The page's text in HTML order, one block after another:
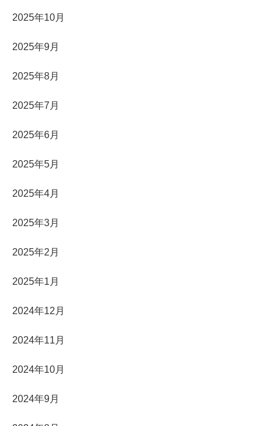
2025年10月
2025年9月
2025年8月
2025年7月
2025年6月
2025年5月
2025年4月
2025年3月
2025年2月
2025年1月
2024年12月
2024年11月
2024年10月
2024年9月